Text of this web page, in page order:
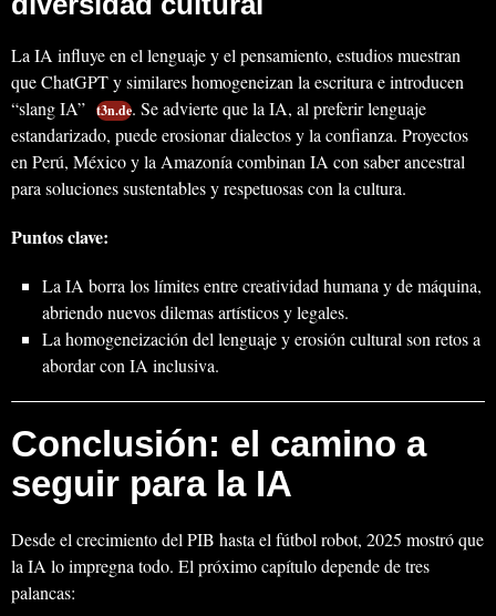
La IA influye en el lenguaje y el pensamiento, estudios muestran
que ChatGPT y similares homogeneizan la escritura e introducen
“slang IA” t3n.de. Se advierte que la IA, al preferir lenguaje
estandarizado, puede erosionar dialectos y la confianza. Proyectos
en Perú, México y la Amazonía combinan IA con saber ancestral
para soluciones sustentables y respetuosas con la cultura.
Puntos clave:
La IA borra los límites entre creatividad humana y de máquina,
abriendo nuevos dilemas artísticos y legales.
La homogeneización del lenguaje y erosión cultural son retos a
abordar con IA inclusiva.
Conclusión: el camino a
seguir para la IA
Desde el crecimiento del PIB hasta el fútbol robot, 2025 mostró que
la IA lo impregna todo. El próximo capítulo depende de tres
palancas: